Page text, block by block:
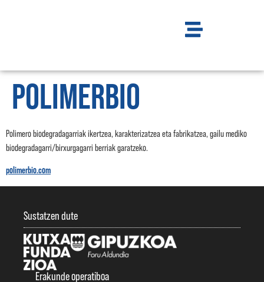
POLIMERBIO
Polimero biodegradagarriak ikertzea, karakterizatzea eta fabrikatzea, gailu mediko
biodegradagarri/birxurgagarri berriak garatzeko.
polimerbio.com
Sustatzen dute
Erakunde operatiboa